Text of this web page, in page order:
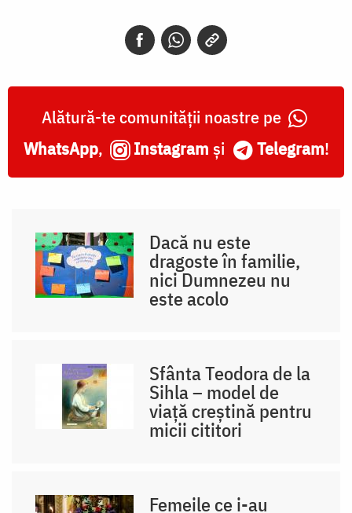
Alătură-te comunității noastre pe
WhatsApp, Instagram și Telegram!
Dacă nu este
dragoste în familie,
nici Dumnezeu nu
este acolo
Sfânta Teodora de la
Sihla – model de
viaţă creştină pentru
micii cititori
Femeile ce i-au